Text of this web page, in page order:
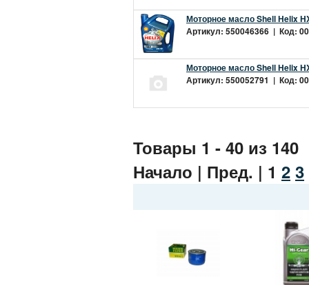
Моторное масло Shell Helix
Артикул: 550046366 | Код:
Моторное масло Shell Helix
Артикул: 550052791 | Код:
Товары 1 - 40 из 140
Начало | Пред. | 1 2 3